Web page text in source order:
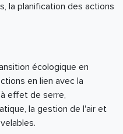
la planification des actions
écologique en
en lien avec la
effet de serre,
la gestion de l'air et